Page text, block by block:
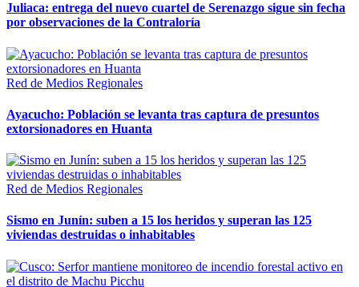
Juliaca: entrega del nuevo cuartel de Serenazgo sigue sin fecha
por observaciones de la Contraloría
Red de Medios Regionales
Ayacucho: Población se levanta tras captura de presuntos
extorsionadores en Huanta
Red de Medios Regionales
Sismo en Junín: suben a 15 los heridos y superan las 125
viviendas destruidas o inhabitables